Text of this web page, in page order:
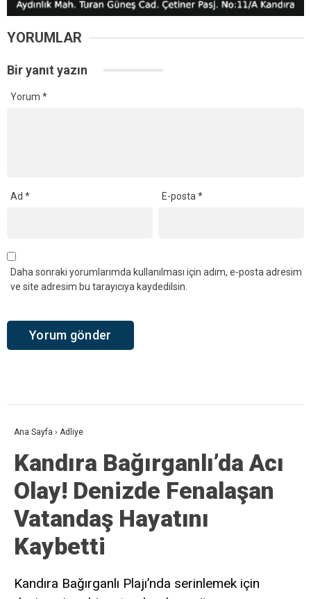
YORUMLAR
Bir yanıt yazın
Yorum *
Ad * E-posta*
Daha sonraki yorumlarımda kullanılması için adım, e-posta adresim
ve site adresim bu tarayıcıya kaydedilsin.
Ana Sayfa › Adliye
Kandıra Bağırganlı’da Acı
Olay! Denizde Fenalaşan
Vatandaş Hayatını
Kaybetti
Kandıra Bağırganlı Plajı’nda serinlemek için